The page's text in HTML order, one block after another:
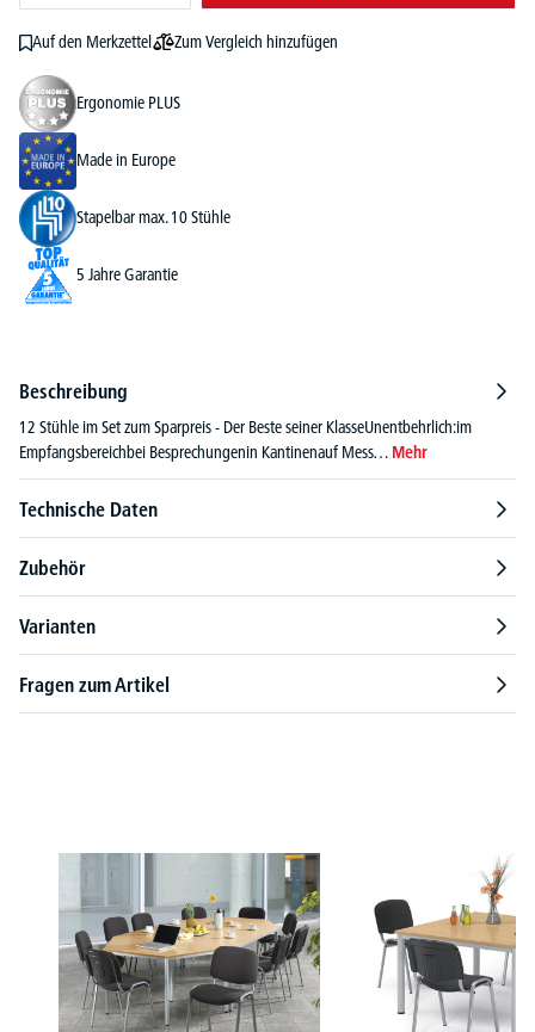
Auf den Merkzettel Zum Vergleich hinzufügen
Ergonomie PLUS
Made in Europe
Stapelbar max. 10 Stühle
5 Jahre Garantie
Beschreibung
12 Stühle im Set zum Sparpreis - Der Beste seiner KlasseUnentbehrlich:im
Empfangsbereichbei Besprechungenin Kantinenauf Mess… Mehr
Technische Daten
Zubehör
Varianten
Fragen zum Artikel